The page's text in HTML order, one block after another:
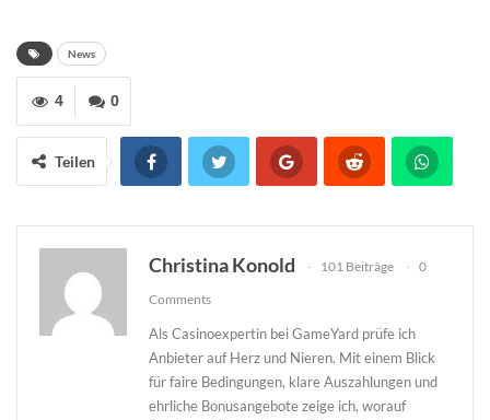
News
0
4
Teilen
Christina Konold 101 Beiträge
0
Comments
Als Casinoexpertin bei GameYard prüfe ich
Anbieter auf Herz und Nieren. Mit einem Blick
für faire Bedingungen, klare Auszahlungen und
ehrliche Bonusangebote zeige ich, worauf